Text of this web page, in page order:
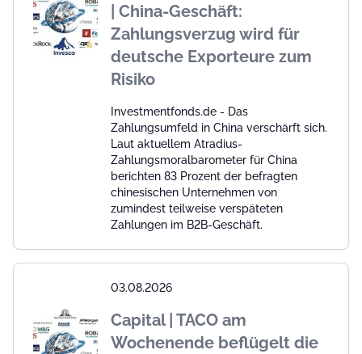
| China-Geschäft:
Zahlungsverzug wird für
deutsche Exporteure zum
Risiko
Investmentfonds.de - Das
Zahlungsumfeld in China verschärft sich.
Laut aktuellem Atradius-
Zahlungsmoralbarometer für China
berichten 83 Prozent der befragten
chinesischen Unternehmen von
zumindest teilweise verspäteten
Zahlungen im B2B-Geschäft.
03.08.2026
Capital | TACO am
Wochenende beflügelt die